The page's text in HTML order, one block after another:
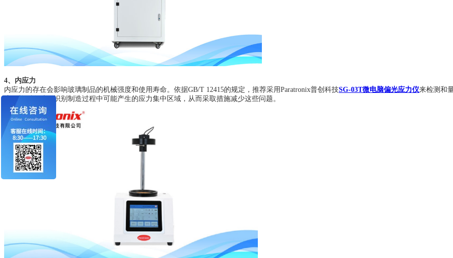
4、内应力
内应力的存在会影响玻璃制品的机械强度和使用寿命。依据GB/T 12415的规定，推荐采用Paratronix普创科技SG-03T微电脑偏光应力仪来检测和
这项检测有助于识别制造过程中可能产生的应力集中区域，从而采取措施减少这些问题。